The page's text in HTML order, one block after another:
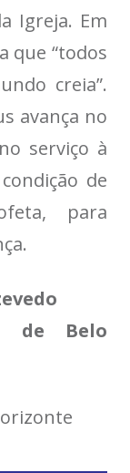
Igreja. Em
que “todos
creia”.
avança no
serviço à
de
para
de Belo